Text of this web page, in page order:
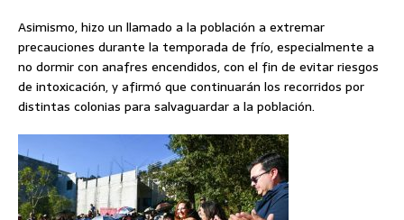
Asimismo, hizo un llamado a la población a extremar
precauciones durante la temporada de frío, especialmente a
no dormir con anafres encendidos, con el fin de evitar riesgos
de intoxicación, y afirmó que continuarán los recorridos por
distintas colonias para salvaguardar a la población.